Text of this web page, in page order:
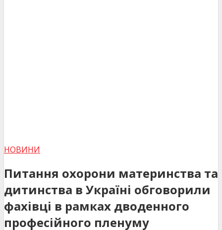
НОВИНИ
Питання охорони материнства та
дитинства в Україні обговорили
фахівці в рамках дводенного
професійного пленуму